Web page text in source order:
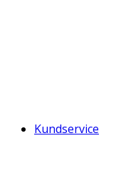
Kundservice